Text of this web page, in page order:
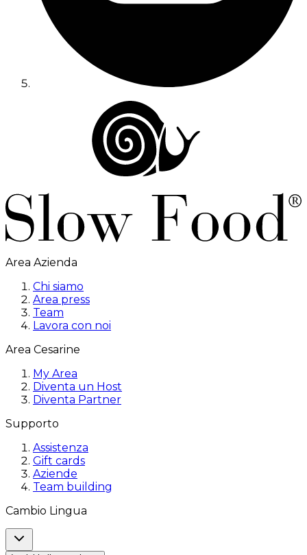
Area Azienda
Chi siamo
Area press
Team
Lavora con noi
Area Cesarine
My Area
Diventa un Host
Diventa Partner
Supporto
Assistenza
Gift cards
Aziende
Team building
Cambio Lingua